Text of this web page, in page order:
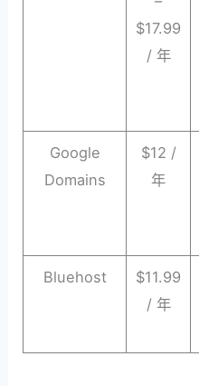
$17.99
/ 年
Google
Domains
$12 /
年
Bluehost
$11.99
/ 年